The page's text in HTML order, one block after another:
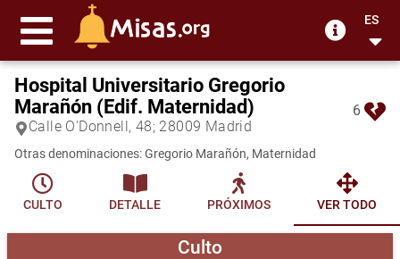
ES
Hospital Universitario Gregorio
Marañón (Edif. Maternidad)
Calle O'Donnell, 48; 28009 Madrid
Otras denominaciones: Gregorio Marañón, Maternidad
6
CULTO DETALLE PRÓXIMOS VER TODO
Culto